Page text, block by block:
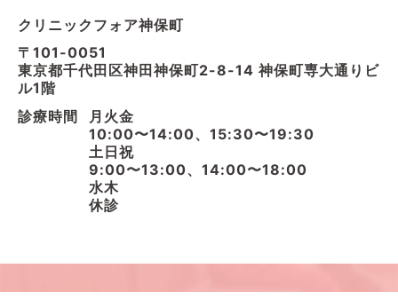
クリニックフォア神保町
〒101-0051
東京都千代田区神田神保町2-8-14 神保町専大通りビ
ル1階
診療時間
月火金
10:00〜14:00、15:30〜19:30
土日祝
9:00〜13:00、14:00〜18:00
水木
休診